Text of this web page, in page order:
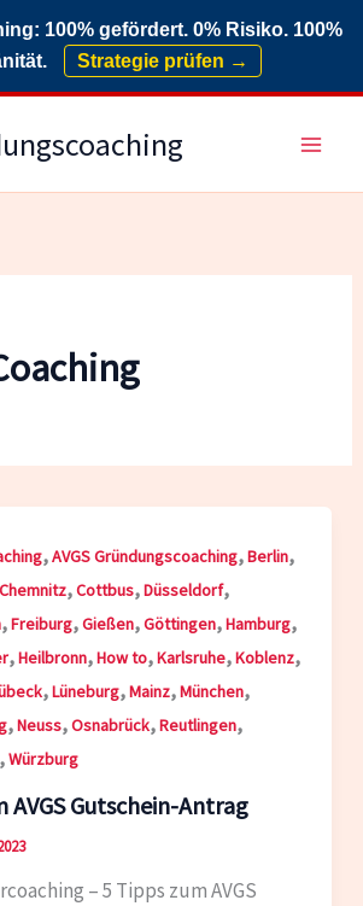
100% gefördert. 0% Risiko. 100%
Strategie prüfen →
,AVGS Gründungscoaching,Berlin,
Chemnitz,Cottbus,Düsseldorf,
,Freiburg,Gießen,Göttingen,Hamburg,
,Heilbronn,How to,Karlsruhe,Koblenz,
,Lüneburg,Mainz,München,
,Neuss,Osnabrück,Reutlingen,
Würzburg
AVGS Gutschein-Antrag
– 5 Tipps zum AVGS